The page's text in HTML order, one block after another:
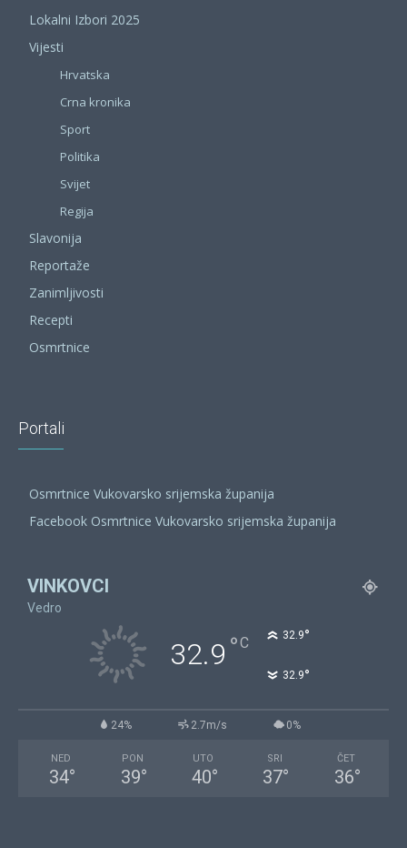
Lokalni Izbori 2025
Vijesti
Hrvatska
Crna kronika
Sport
Politika
Svijet
Regija
Slavonija
Reportaže
Zanimljivosti
Recepti
Osmrtnice
Portali
Osmrtnice Vukovarsko srijemska županija
Facebook Osmrtnice Vukovarsko srijemska županija
VINKOVCI
Vedro
32.9 °C 32.9°
32.9°
24% 2.7m/s 0%
NED
34°
PON
39°
UTO
40°
SRI
37°
ČET
36°